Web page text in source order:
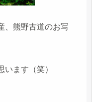
、熊野古道のお写
います（笑）